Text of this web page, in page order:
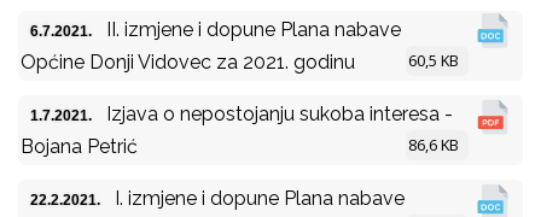
6.7.2021.
II. izmjene i dopune Plana nabave
Općine Donji Vidovec za 2021. godinu
60,5 KB
1.7.2021.
Izjava o nepostojanju sukoba interesa -
Bojana Petrić
86,6 KB
22.2.2021.
I. izmjene i dopune Plana nabave